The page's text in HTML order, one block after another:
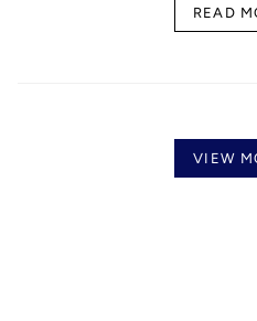
READ
VIEW